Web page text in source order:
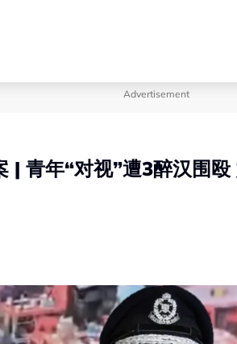
Advertisement
| 青年“对视”遭3醉汉围